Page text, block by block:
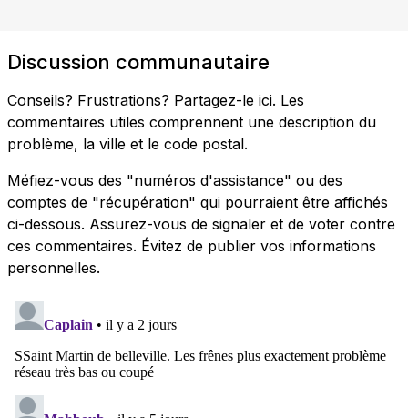
Discussion communautaire
Conseils? Frustrations? Partagez-le ici. Les
commentaires utiles comprennent une description du
problème, la ville et le code postal.
Méfiez-vous des "numéros d'assistance" ou des
comptes de "récupération" qui pourraient être affichés
ci-dessous. Assurez-vous de signaler et de voter contre
ces commentaires. Évitez de publier vos informations
personnelles.